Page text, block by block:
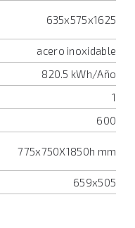
635x575x1625
acero inoxidable
820.5 kWh/Año
1
600
775x750X1850h mm
659x505